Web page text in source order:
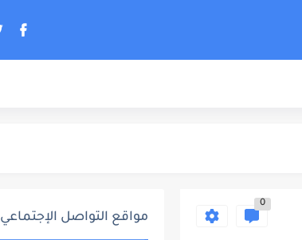
0
مواقع التواصل الإجتماعي